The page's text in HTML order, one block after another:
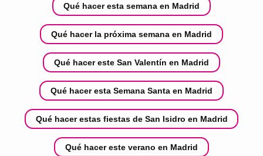
Qué hacer esta semana en Madrid
Qué hacer la próxima semana en Madrid
Qué hacer este San Valentín en Madrid
Qué hacer esta Semana Santa en Madrid
Qué hacer estas fiestas de San Isidro en Madrid
Qué hacer este verano en Madrid